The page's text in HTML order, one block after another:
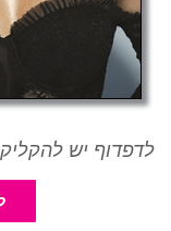
לדפדוף יש